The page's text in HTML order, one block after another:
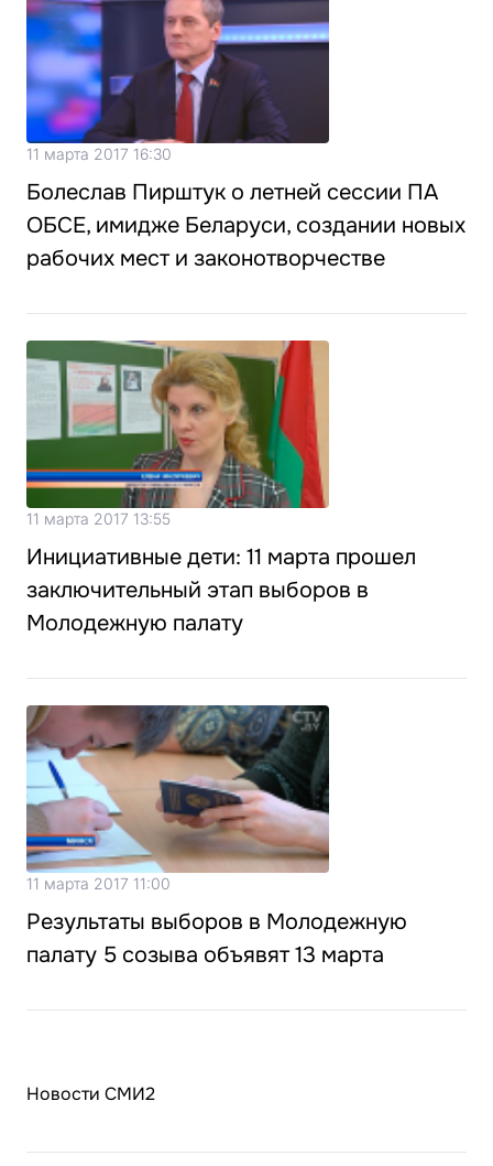
11 марта 2017 16:30
Болеслав Пирштук о летней сессии ПА
ОБСЕ, имидже Беларуси, создании новых
рабочих мест и законотворчестве
11 марта 2017 13:55
Инициативные дети: 11 марта прошел
заключительный этап выборов в
Молодежную палату
11 марта 2017 11:00
Результаты выборов в Молодежную
палату 5 созыва объявят 13 марта
Новости СМИ2